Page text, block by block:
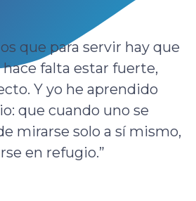
que para servir hay que
falta estar fuerte,
Y yo he aprendido
que cuando uno se
mirarse solo a sí mismo,
en refugio.”